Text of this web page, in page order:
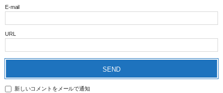
E-mail
URL
新しいコメントをメールで通知